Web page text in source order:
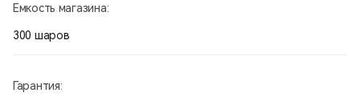
Емкость магазина:
300 шаров
Гарантия: